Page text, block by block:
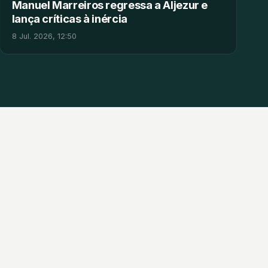
Manuel Marreiros regressa a Aljezur e
lança críticas à inércia
8 Jul. 2026, 12:50